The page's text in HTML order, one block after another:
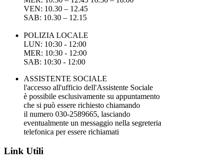
VEN: 10.30 – 12.45
SAB: 10.30 – 12.15
POLIZIA LOCALE
LUN: 10:30 - 12:00
MER: 10:30 - 12:00
SAB: 10:30 - 12:00
ASSISTENTE SOCIALE
l'accesso all'ufficio dell'Assistente Sociale
è possibile esclusivamente su appuntamento
che si può essere richiesto chiamando
il numero 030-2589665, lasciando
eventualmente un messaggio nella segreteria
telefonica per essere richiamati
Link Utili